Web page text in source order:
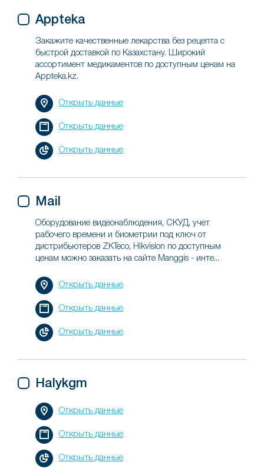
Appteka
Закажите качественные лекарства без рецепта с
быстрой доставкой по Казахстану. Широкий
ассортимент медикаментов по доступным ценам на
Appteka.kz.
Открыть данные
Открыть данные
Открыть данные
Mail
Оборудование видеонаблюдения, СКУД, учет
рабочего времени и биометрии под ключ от
дистрибьютеров ZKTeco, Hikvision по доступным
ценам можно заказать на сайте Manggis - инте...
Открыть данные
Открыть данные
Открыть данные
Halykgm
Открыть данные
Открыть данные
Открыть данные